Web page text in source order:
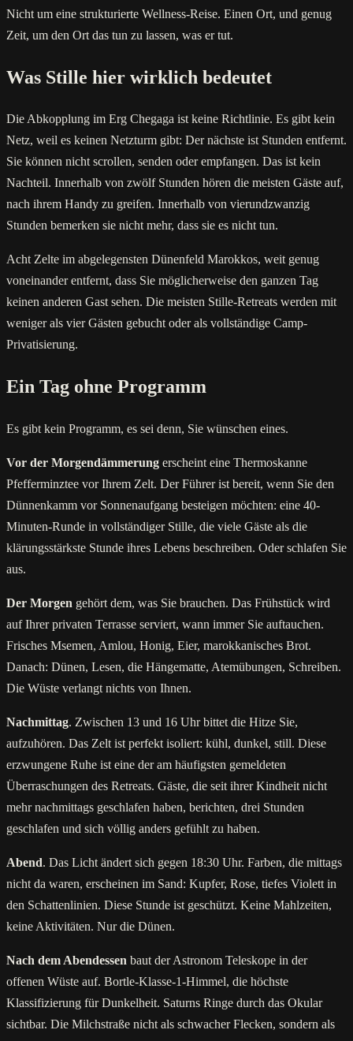
Nicht um eine strukturierte Wellness-Reise. Einen Ort, und genug
Zeit, um den Ort das tun zu lassen, was er tut.
Was Stille hier wirklich bedeutet
Die Abkopplung im Erg Chegaga ist keine Richtlinie. Es gibt kein
Netz, weil es keinen Netzturm gibt: Der nächste ist Stunden entfernt.
Sie können nicht scrollen, senden oder empfangen. Das ist kein
Nachteil. Innerhalb von zwölf Stunden hören die meisten Gäste auf,
nach ihrem Handy zu greifen. Innerhalb von vierundzwanzig
Stunden bemerken sie nicht mehr, dass sie es nicht tun.
Acht Zelte im abgelegensten Dünenfeld Marokkos, weit genug
voneinander entfernt, dass Sie möglicherweise den ganzen Tag
keinen anderen Gast sehen. Die meisten Stille-Retreats werden mit
weniger als vier Gästen gebucht oder als vollständige Camp-
Privatisierung.
Ein Tag ohne Programm
Es gibt kein Programm, es sei denn, Sie wünschen eines.
Vor der Morgendämmerung erscheint eine Thermoskanne
Pfefferminztee vor Ihrem Zelt. Der Führer ist bereit, wenn Sie den
Dünnenkamm vor Sonnenaufgang besteigen möchten: eine 40-
Minuten-Runde in vollständiger Stille, die viele Gäste als die
klärungsstärkste Stunde ihres Lebens beschreiben. Oder schlafen Sie
aus.
Der Morgen gehört dem, was Sie brauchen. Das Frühstück wird
auf Ihrer privaten Terrasse serviert, wann immer Sie auftauchen.
Frisches Msemen, Amlou, Honig, Eier, marokkanisches Brot.
Danach: Dünen, Lesen, die Hängematte, Atemübungen, Schreiben.
Die Wüste verlangt nichts von Ihnen.
Nachmittag. Zwischen 13 und 16 Uhr bittet die Hitze Sie,
aufzuhören. Das Zelt ist perfekt isoliert: kühl, dunkel, still. Diese
erzwungene Ruhe ist eine der am häufigsten gemeldeten
Überraschungen des Retreats. Gäste, die seit ihrer Kindheit nicht
mehr nachmittags geschlafen haben, berichten, drei Stunden
geschlafen und sich völlig anders gefühlt zu haben.
Abend. Das Licht ändert sich gegen 18:30 Uhr. Farben, die mittags
nicht da waren, erscheinen im Sand: Kupfer, Rose, tiefes Violett in
den Schattenlinien. Diese Stunde ist geschützt. Keine Mahlzeiten,
keine Aktivitäten. Nur die Dünen.
Nach dem Abendessen baut der Astronom Teleskope in der
offenen Wüste auf. Bortle-Klasse-1-Himmel, die höchste
Klassifizierung für Dunkelheit. Saturns Ringe durch das Okular
sichtbar. Die Milchstraße nicht als schwacher Flecken, sondern als